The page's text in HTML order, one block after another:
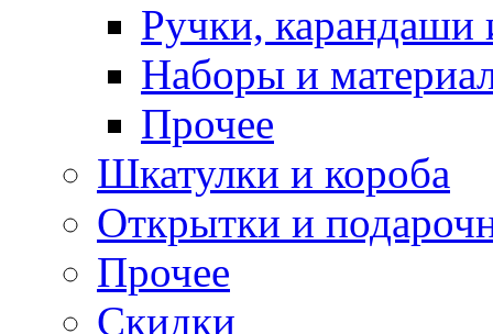
Ручки,
Наборы и
Прочее
Шкатулки и короба
Открытки и
Прочее
Скидки